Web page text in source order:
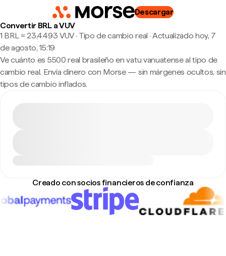
Descargar
Convertir BRL a VUV
1 BRL ≈ 23,4493 VUV · Tipo de cambio real ·Actualizado hoy, 7
de agosto, 15:19
Ve cuánto es 5500 real brasileño en vatu vanuatense al tipo de
cambio real. Envía dinero con Morse — sin márgenes ocultos, sin
tipos de cambio inflados.
Creado con socios financieros de confianza